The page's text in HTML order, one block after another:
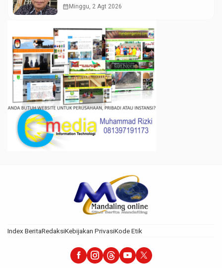
calendar_month Minggu, 2 Agt 2026
Index BeritaRedaksiKebijakan PrivasiKode Etik